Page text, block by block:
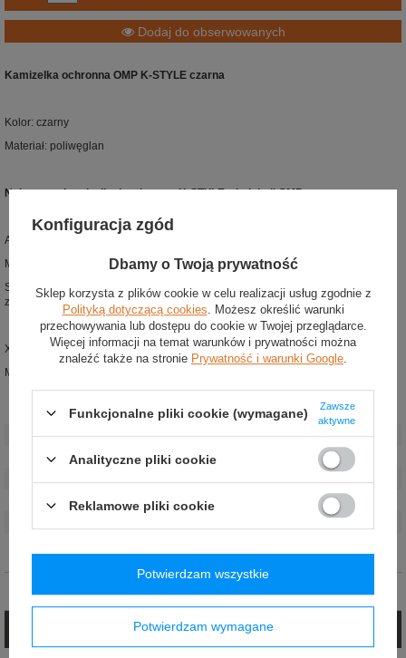
Dodaj do obserwowanych
Kamizelka ochronna OMP K-STYLE czarna
Kolor: czarny
Materiał: poliwęglan
Najnowsza kamizelka kartingowa K-STYLE z kolekcji OMP.
Absorbuje wibracje i chroni przed urazami.
Możliwość idealnego dopasowania za pomocą regulowanych pasków.
Solidnie wykonane płyty zabezpieczające biodra i specjalna konstrukcja
zapewnia idealną ochronę.
XS/S – obwód klatki 70-89 cm, wzrost 160-170 cm
M/L – obwód klatki 89-110 cm, wzrost 170-190 cm
Stan:
Nowy
Kategoria:
Kamizelki ochronne
Marka:
OMP Racing
Płeć
Unisex
Opinie (0)
Konfiguracja zgód
Dbamy o Twoją prywatność
Sklep korzysta z plików cookie w celu realizacji usług zgodnie z
Polityką dotyczącą cookies . Możesz określić warunki
przechowywania lub dostępu do cookie w Twojej przeglądarce.
Więcej informacji na temat warunków i prywatności można
znaleźć także na stronie Prywatność i warunki Google
Funkcjonalne pliki cookie (wymagane)
Zawsze
aktywne
Analityczne pliki cookie
Reklamowe pliki cookie
Potwierdzam wymagane
Potwierdzam wszystkie